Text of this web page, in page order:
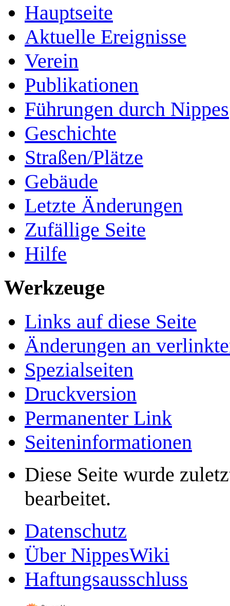
Hauptseite
Aktuelle Ereignisse
Verein
Publikationen
Führungen durch Nippes
Geschichte
Straßen/Plätze
Gebäude
Letzte Änderungen
Zufällige Seite
Hilfe
Werkzeuge
Links auf diese Seite
Änderungen an
Spezialseiten
Druckversion
Permanenter Link
Seiten­­informationen
Diese Seite wurde
bearbeitet.
Datenschutz
Über NippesWiki
Haftungsausschluss